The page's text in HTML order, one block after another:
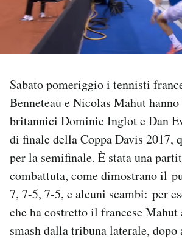
PODCAST
I MIEI PREFERITI
SHOP
CALENDARIO
AREA PERSONALE
Sabato pomeriggio i tennisti
Benneteau e Nicolas Mahut
britannici Dominic Inglot e Dan
di finale della Coppa Davis 2017,
per la semifinale. È stata una
combattuta, come dimostrano il
7, 7-5, 7-5, e alcuni scambi: per
che ha costretto il francese
smash dalla tribuna laterale, dopo